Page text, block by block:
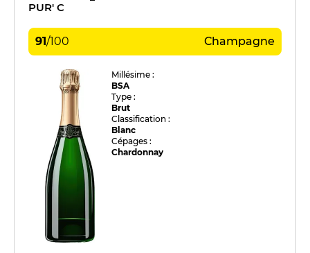
PUR' C
91/100 Champagne
Millésime :
BSA
Type :
Brut
Classification :
Blanc
Cépages :
Chardonnay